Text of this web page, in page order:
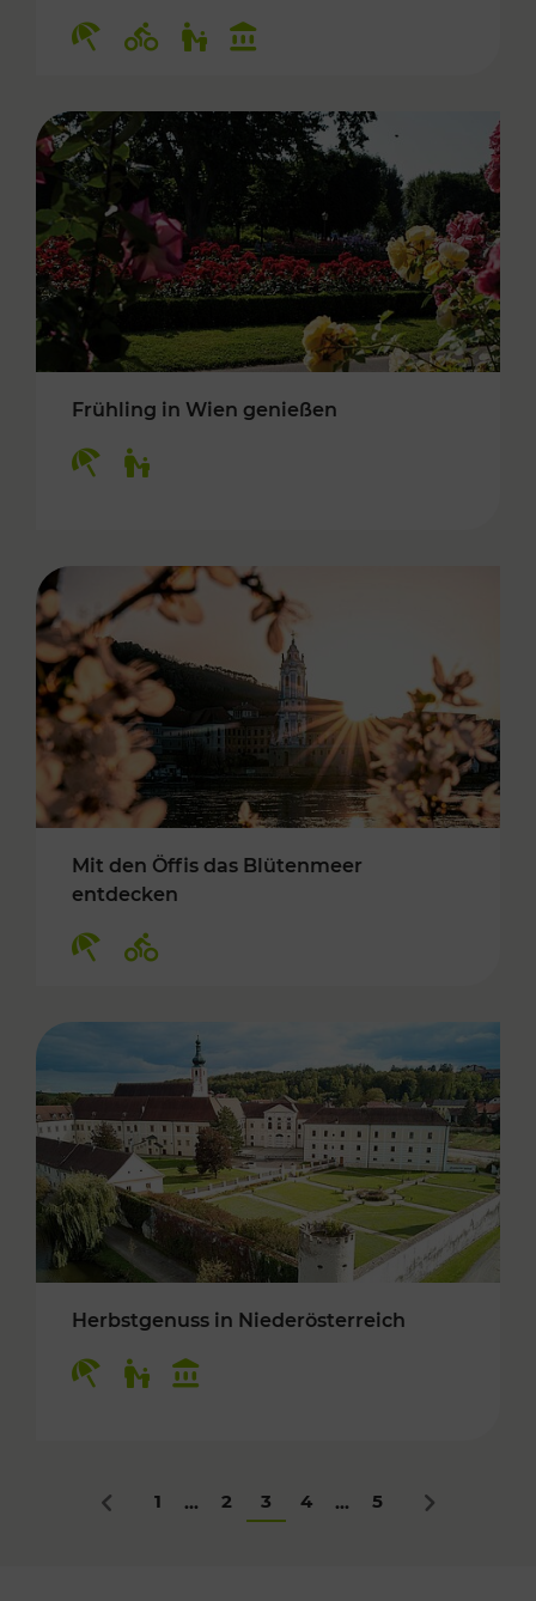
Frühling in Wien genießen
Mit den Öffis das Blütenmeer
entdecken
Herbstgenuss in Niederösterreich
Zurück
1 ... 2 3 4 ... 5 Nächstes